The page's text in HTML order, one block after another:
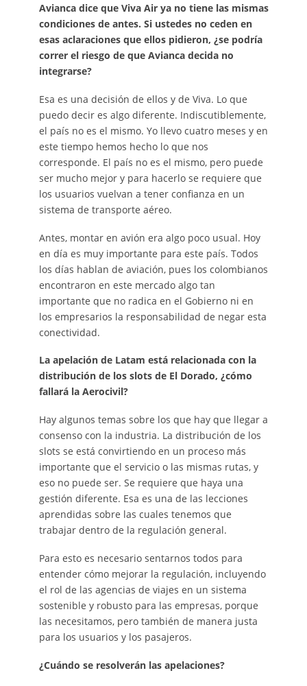
Avianca dice que Viva Air ya no tiene las mismas
condiciones de antes. Si ustedes no ceden en
esas aclaraciones que ellos pidieron, ¿se podría
correr el riesgo de que Avianca decida no
integrarse?
Esa es una decisión de ellos y de Viva. Lo que
puedo decir es algo diferente. Indiscutiblemente,
el país no es el mismo. Yo llevo cuatro meses y en
este tiempo hemos hecho lo que nos
corresponde. El país no es el mismo, pero puede
ser mucho mejor y para hacerlo se requiere que
los usuarios vuelvan a tener confianza en un
sistema de transporte aéreo.
Antes, montar en avión era algo poco usual. Hoy
en día es muy importante para este país. Todos
los días hablan de aviación, pues los colombianos
encontraron en este mercado algo tan
importante que no radica en el Gobierno ni en
los empresarios la responsabilidad de negar esta
conectividad.
La apelación de Latam está relacionada con la
distribución de los slots de El Dorado, ¿cómo
fallará la Aerocivil?
Hay algunos temas sobre los que hay que llegar a
consenso con la industria. La distribución de los
slots se está convirtiendo en un proceso más
importante que el servicio o las mismas rutas, y
eso no puede ser. Se requiere que haya una
gestión diferente. Esa es una de las lecciones
aprendidas sobre las cuales tenemos que
trabajar dentro de la regulación general.
Para esto es necesario sentarnos todos para
entender cómo mejorar la regulación, incluyendo
el rol de las agencias de viajes en un sistema
sostenible y robusto para las empresas, porque
las necesitamos, pero también de manera justa
para los usuarios y los pasajeros.
¿Cuándo se resolverán las apelaciones?